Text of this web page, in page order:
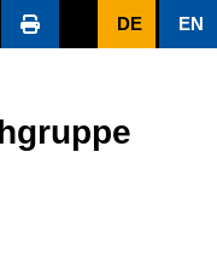
DE EN